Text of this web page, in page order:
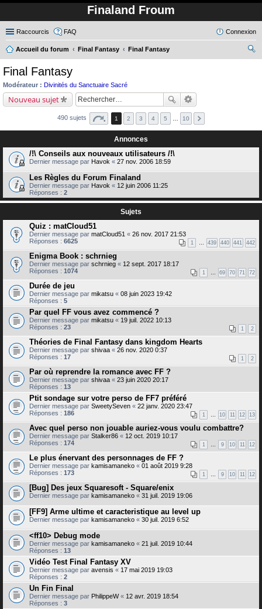
Finaland Froum
Raccourcis FAQ Connexion
Accueil du forum Final Fantasy
Final Fantasy
Final Fantasy
Modérateur : Divinités du Sanctuaire Sacré
Nouveau sujet
490 sujets 1 2 3 4 5 10
Annonces
/!\ Conseils aux nouveaux utilisateurs /!\
Dernier message par Havok « 27 nov. 2006 18:59
Les Règles du Forum Finaland
Dernier message par Havok « 12 juin 2006 11:25
Réponses : 2
Sujets
Quiz : matCloud51
Dernier message par matCloud51 « 26 nov. 2017 21:53
Réponses : 6625 1 439 440 441 442
Enigma Book : schrnieg
Dernier message par schrnieg « 12 sept. 2017 18:17
Réponses : 1074 1 69 70 71 72
Durée de jeu
Dernier message par mikatsu « 08 juin 2023 19:42
Réponses : 5
Par quel FF vous avez commencé ?
Dernier message par mikatsu « 19 juil. 2022 10:13
Réponses : 23 1 2
Théories de Final Fantasy dans kingdom Hearts
Dernier message par shivaa « 26 nov. 2020 0:37
Réponses : 17 1 2
Par où reprendre la romance avec FF ?
Dernier message par shivaa « 23 juin 2020 20:17
Réponses : 13
Ptit sondage sur votre perso de FF7 préféré
Dernier message par SweetySeven « 22 janv. 2020 23:47
Réponses : 186 1 10 11 12 13
Avec quel perso non jouable auriez-vous voulu combattre?
Dernier message par Stalker86 « 12 oct. 2019 10:17
Réponses : 174 1 9 10 11 12
Le plus énervant des personnages de FF ?
Dernier message par kamisamaneko « 01 août 2019 9:28
Réponses : 173 1 9 10 11 12
[Bug] Des jeux Squaresoft - Square/enix
Dernier message par kamisamaneko « 31 juil. 2019 19:06
[FF9] Arme ultime et caracteristique au level up
Dernier message par kamisamaneko « 30 juil. 2019 6:52
<ff10> Debug mode
Dernier message par kamisamaneko « 21 juil. 2019 10:44
Réponses : 13
Vidéo Test Final Fantasy XV
Dernier message par avensis « 17 mai 2019 19:03
Réponses : 2
Un Fin Final
Dernier message par PhilippeW« 12 avr. 2019 18:54
Réponses : 3